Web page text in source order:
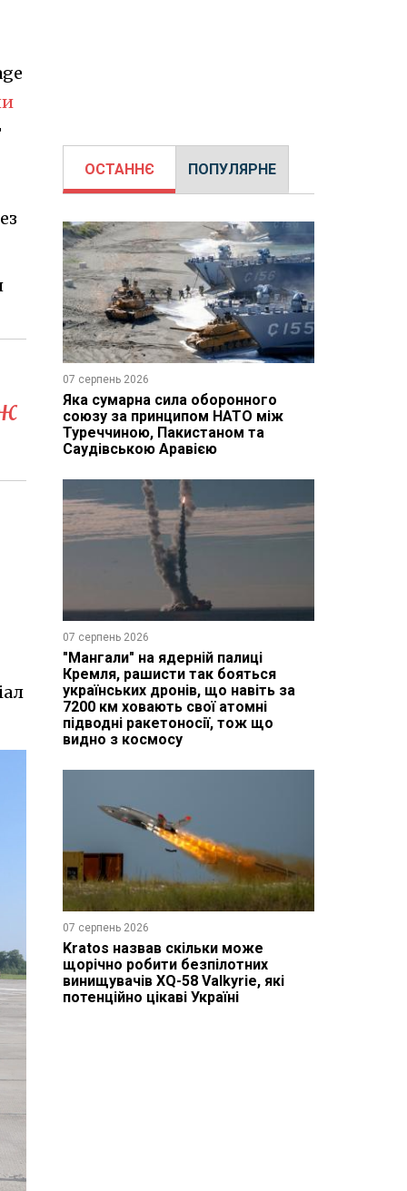
ОСТАННЄ ПОПУЛЯРНЕ
07 серпень 2026
Яка сумарна сила оборонного
союзу за принципом НАТО між
Туреччиною, Пакистаном та
Саудівською Аравією
07 серпень 2026
"Мангали" на ядерній палиці
Кремля, рашисти так бояться
українських дронів, що навіть за
7200 км ховають свої атомні
підводні ракетоносії, тож що
видно з космосу
07 серпень 2026
Kratos назвав скільки може
щорічно робити безпілотних
винищувачів XQ-58 Valkyrie, які
потенційно цікаві Україні